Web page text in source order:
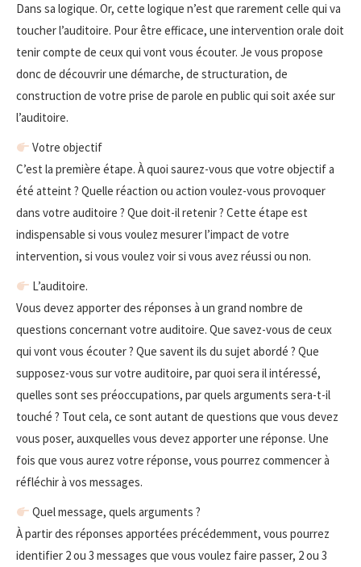
Dans sa logique. Or, cette logique n’est que rarement celle qui va
toucher l’auditoire. Pour être efficace, une intervention orale doit
tenir compte de ceux qui vont vous écouter. Je vous propose
donc de découvrir une démarche, de structuration, de
construction de votre prise de parole en public qui soit axée sur
l’auditoire.
Votre objectif
C’est la première étape. À quoi saurez-vous que votre objectif a
été atteint ? Quelle réaction ou action voulez-vous provoquer
dans votre auditoire ? Que doit-il retenir ? Cette étape est
indispensable si vous voulez mesurer l’impact de votre
intervention, si vous voulez voir si vous avez réussi ou non.
L’auditoire.
Vous devez apporter des réponses à un grand nombre de
questions concernant votre auditoire. Que savez-vous de ceux
qui vont vous écouter ? Que savent ils du sujet abordé ? Que
supposez-vous sur votre auditoire, par quoi sera il intéressé,
quelles sont ses préoccupations, par quels arguments sera-t-il
touché ? Tout cela, ce sont autant de questions que vous devez
vous poser, auxquelles vous devez apporter une réponse. Une
fois que vous aurez votre réponse, vous pourrez commencer à
réfléchir à vos messages.
Quel message, quels arguments ?
À partir des réponses apportées précédemment, vous pourrez
identifier 2 ou 3 messages que vous voulez faire passer, 2 ou 3